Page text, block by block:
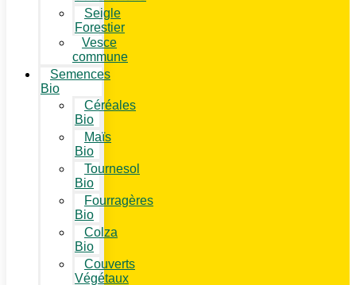
Seigle
Forestier
Vesce
commune
Semences
Bio
Céréales
Bio
Maïs
Bio
Tournesol
Bio
Fourragères
Bio
Colza
Bio
Couverts
Végétaux